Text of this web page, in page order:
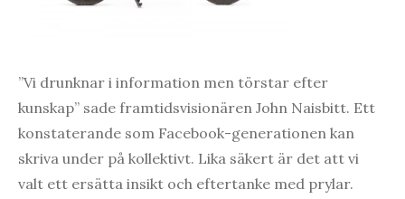
”Vi drunknar i information men törstar efter
kunskap” sade framtidsvisionären John Naisbitt. Ett
konstaterande som Facebook-generationen kan
skriva under på kollektivt. Lika säkert är det att vi
valt ett ersätta insikt och eftertanke med prylar.